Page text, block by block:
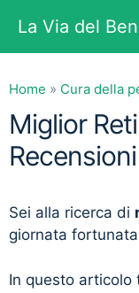
contenuto
La Via del
Home » Cura della
Miglior
Sei alla ricerca di
giornata
In questo articolo